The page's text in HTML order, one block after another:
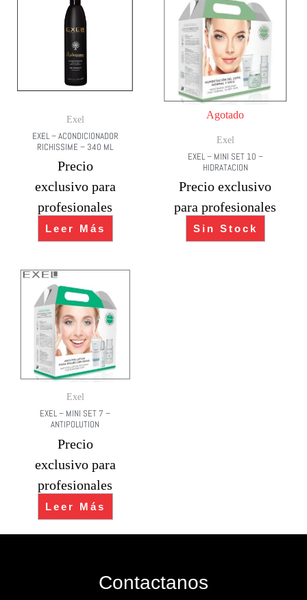
Exel
EXEL – ACONDICIONADOR
RICHISSIME – 340 ML
Precio
exclusivo para
profesionales
Leer Más
Agotado
Exel
EXEL – MINI SET 10 –
HIDRATACION
Precio exclusivo
para profesionales
Sin Stock
Exel
EXEL – MINI SET 7 –
ANTIPOLUTION
Precio
exclusivo para
profesionales
Leer Más
Contactanos